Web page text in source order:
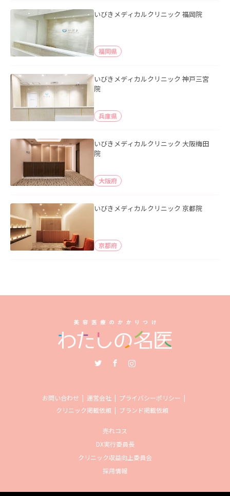
いびきメディカルクリニック 福岡院
福岡県
いびきメディカルクリニック 神戸三宮
院
兵庫県
いびきメディカルクリニック 大阪梅田
院
大阪府
いびきメディカルクリニック 京都院
京都府
お問い合わせ 運営会社
プライバシーポリシー
クリニック掲載依頼
ブランド掲載依頼
売れコス
DX実行委員長
クリニック収益向上委員会
採用情報